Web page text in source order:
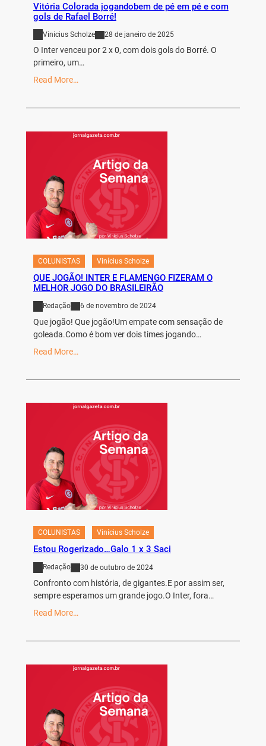
Vitória Colorada jogandobem de pé em pé e com
gols de Rafael Borré!
Vinicius Scholze 28 de janeiro de 2025
O Inter venceu por 2 x 0, com dois gols do Borré. O
primeiro, um…
Read More…
COLUNISTAS Vinícius Scholze
QUE JOGÃO! INTER E FLAMENGO FIZERAM O
MELHOR JOGO DO BRASILEIRÃO
Redação 6 de novembro de 2024
Que jogão! Que jogão!Um empate com sensação de
goleada.Como é bom ver dois times jogando…
Read More…
COLUNISTAS Vinícius Scholze
Estou Rogerizado…Galo 1 x 3 Saci
Redação 30 de outubro de 2024
Confronto com história, de gigantes.E por assim ser,
sempre esperamos um grande jogo.O Inter, fora…
Read More…